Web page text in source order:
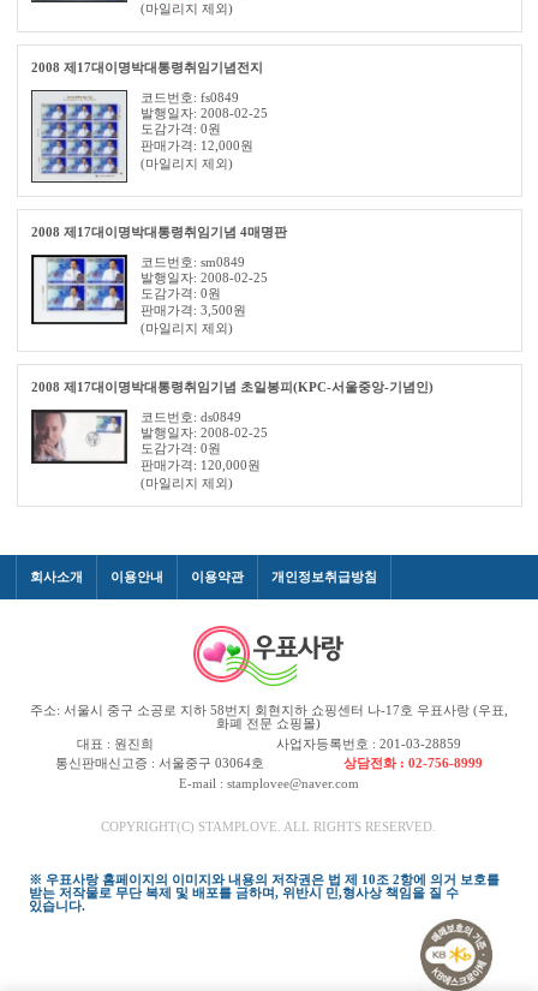
(마일리지 제외)
2008 제17대이명박대통령취임기념전지
코드번호: fs0849
발행일자: 2008-02-25
도감가격: 0원
판매가격: 12,000원
(마일리지 제외)
2008 제17대이명박대통령취임기념 4매명판
코드번호: sm0849
발행일자: 2008-02-25
도감가격: 0원
판매가격:3,500원
(마일리지 제외)
2008 제17대이명박대통령취임기념 초일봉피(KPC-서울중앙-기념인)
코드번호: ds0849
발행일자: 2008-02-25
도감가격: 0원
판매가격: 120,000원
(마일리지 제외)
회사소개 이용안내 이용약관 개인정보취급방침
주소: 서울시 중구 소공로 지하 58번지 회현지하 쇼핑센터 나-17호 우표사랑 (우표,
화폐 전문 쇼핑몰)
대표 : 원진희
사업자등록번호 : 201-03-28859
통신판매신고증 : 서울중구 03064호
상담전화 : 02-756-8999
E-mail : stamplovee@naver.com
COPYRIGHT(C) STAMPLOVE. ALL RIGHTS RESERVED.
※ 우표사랑 홈페이지의 이미지와 내용의 저작권은 법 제 10조 2항에 의거 보호를
받는 저작물로 무단 복제 및 배포를 금하며, 위반시 민,형사상 책임을 질 수
있습니다.